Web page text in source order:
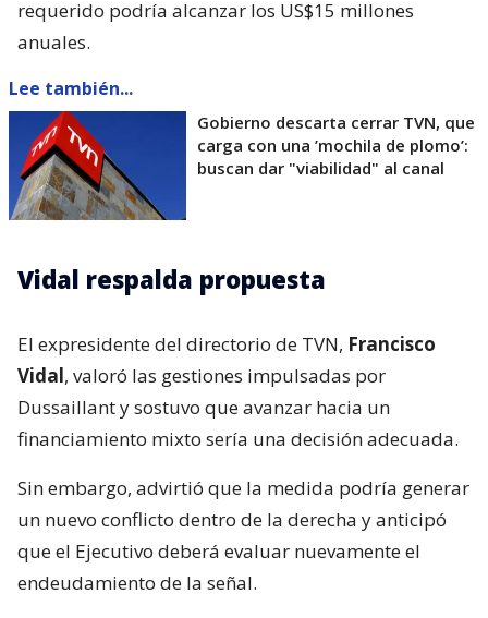
requerido podría alcanzar los US$15 millones
anuales.
Lee también...
Gobierno descarta cerrar TVN, que
carga con una ’mochila de plomo’:
buscan dar "viabilidad" al canal
Vidal respalda propuesta
El expresidente del directorio de TVN, Francisco
Vidal, valoró las gestiones impulsadas por
Dussaillant y sostuvo que avanzar hacia un
financiamiento mixto sería una decisión adecuada.
Sin embargo, advirtió que la medida podría generar
un nuevo conflicto dentro de la derecha y anticipó
que el Ejecutivo deberá evaluar nuevamente el
endeudamiento de la señal.